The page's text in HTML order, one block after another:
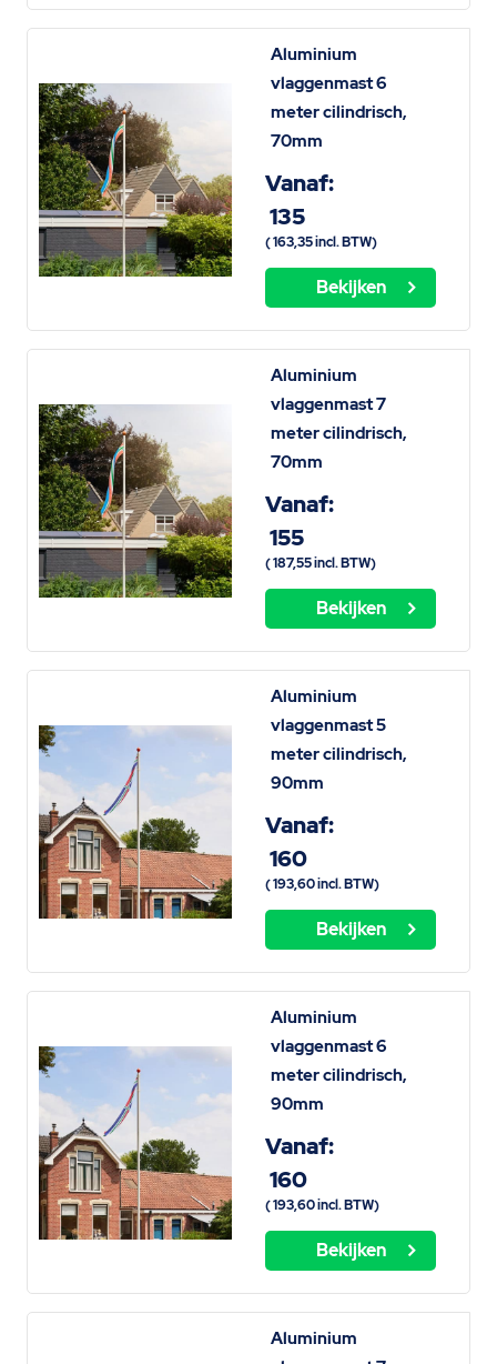
Aluminium
vlaggenmast 6
meter cilindrisch,
70mm
Vanaf:
135
(163,35incl. BTW)
Bekijken
Aluminium
vlaggenmast 7
meter cilindrisch,
70mm
Vanaf:
155
(187,55incl. BTW)
Bekijken
Aluminium
vlaggenmast 5
meter cilindrisch,
90mm
Vanaf:
160
(193,60incl. BTW)
Bekijken
Aluminium
vlaggenmast 6
meter cilindrisch,
90mm
Vanaf:
160
(193,60incl. BTW)
Bekijken
Aluminium